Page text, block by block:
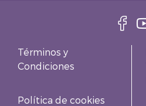
Términos y
Condiciones
Política de cookies